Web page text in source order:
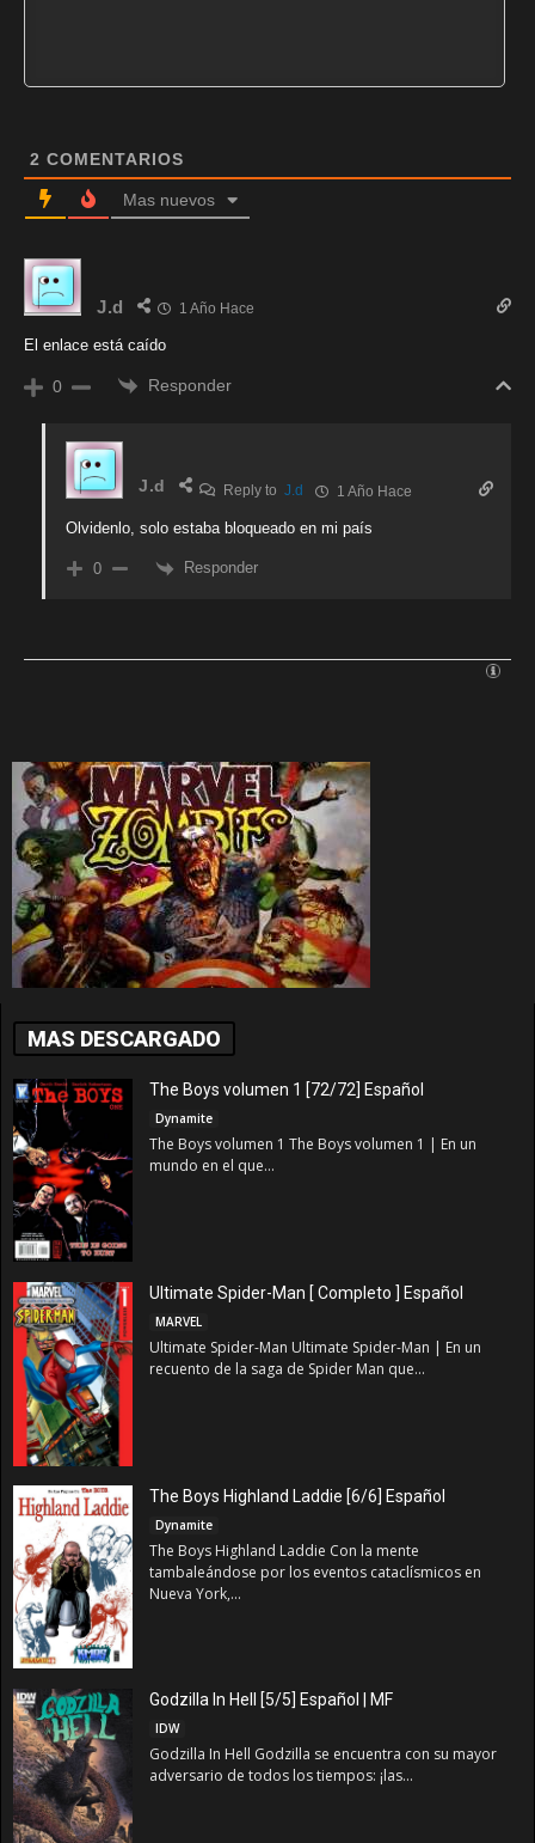
2 COMENTARIOS
Mas nuevos
J.d 1 Año Hace
El enlace está caído
0 Responder
J.d Reply toJ.d 1 Año Hace
Olvidenlo, solo estaba bloqueado en mi país
0 Responder
MAS DESCARGADO
The Boys volumen 1 [72/72] Español
Dynamite
The Boys volumen 1 The Boys volumen 1 | En un
mundo en el que...
Ultimate Spider-Man [ Completo ] Español
MARVEL
Ultimate Spider-Man Ultimate Spider-Man | En un
recuento de la saga de Spider Man que...
The Boys Highland Laddie [6/6] Español
Dynamite
The Boys Highland Laddie Con la mente
tambaleándose por los eventos cataclísmicos en
Nueva York,...
Godzilla In Hell [5/5] Español | MF
IDW
Godzilla In Hell Godzilla se encuentra con su mayor
adversario de todos los tiempos: ¡las...